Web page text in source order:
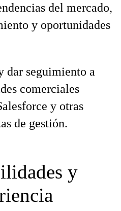
del mercado,
y oportunidades
dar seguimiento a
comerciales
y otras
de gestión.
y